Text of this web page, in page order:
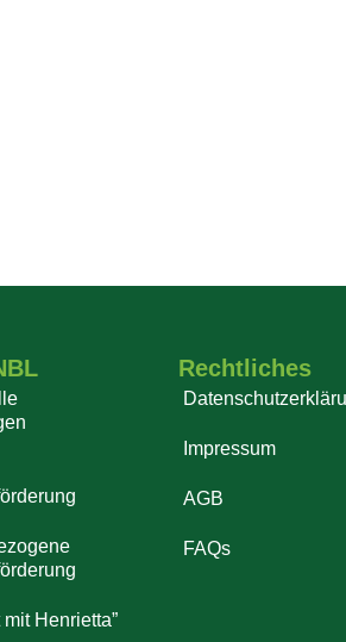
Henrietta”
Rechtliches
Impressum
AGB
FAQs